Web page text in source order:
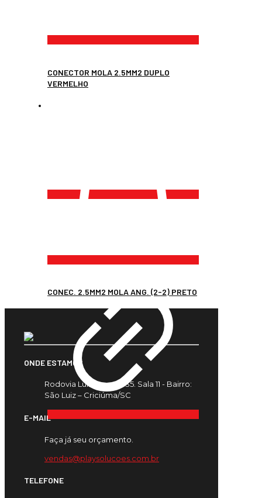
CONECTOR MOLA 2.5MM2 DUPLO
VERMELHO
CONEC. 2.5MM2 MOLA ANG. (2-2) PRETO
ONDE ESTAMOS
Rodovia Luiz Rosso, 435. Sala 11 - Bairro:
São Luiz – Criciúma/SC
E-MAIL
Faça já seu orçamento.
vendas@playsolucoes.com.br
TELEFONE